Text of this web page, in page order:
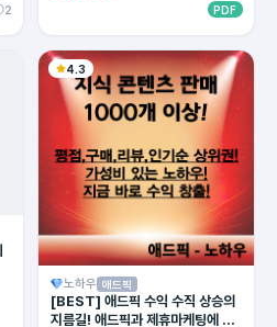
2
PDF
4.3
노하우 애드픽
[BEST] 애드픽 수익 수직 상승의
지름길! 애드픽과 제휴마케팅에 유